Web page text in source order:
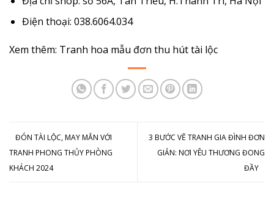
Điện thoại: 038.6064.034
Xem thêm: Tranh hoa mẫu đơn thu hút tài lộc
ĐÓN TÀI LỘC, MAY MẮN VỚI
TRANH PHONG THỦY PHÒNG
KHÁCH 2024
3 BƯỚC VẼ TRANH GIA ĐÌNH ĐƠN
GIẢN: NƠI YÊU THƯƠNG ĐONG
ĐẦY